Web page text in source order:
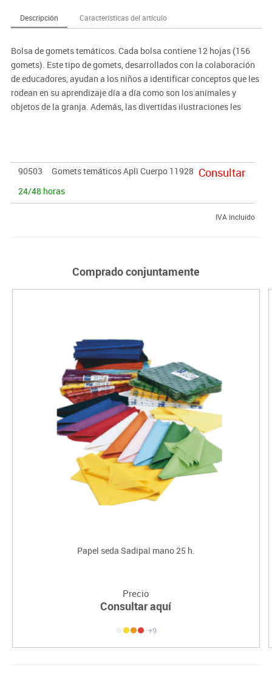
Descripción Características del artículo
Bolsa de gomets temáticos. Cada bolsa contiene 12 hojas (156
gomets). Este tipo de gomets, desarrollados con la colaboración
de educadores, ayudan a los niños a identificar conceptos que les
rodean en su aprendizaje día a día como son los animales y
objetos de la granja. Además, las divertidas ilustraciones les
Gomets de adhesivo removible para que puedan corregir si se
equivocan. El formato ideal para escuelas dado a su gran
contenido.
90503
Gomets temáticos Apli Cuerpo 11928
24/48 horas
Consultar
IVA incluido
Comprado conjuntamente
Papel seda Sadipal mano 25 h.
Precio
Consultar aquí
+9